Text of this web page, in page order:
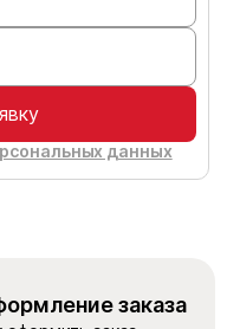
данных
заказа